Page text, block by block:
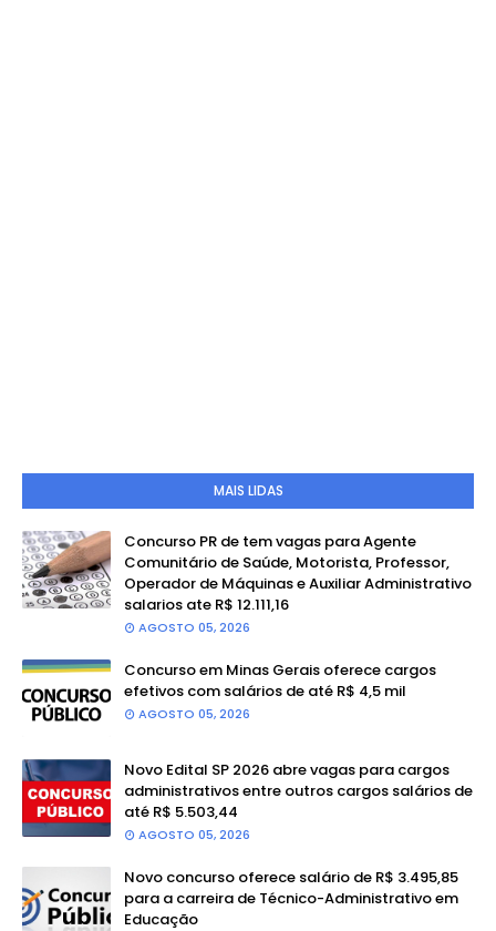
MAIS LIDAS
Concurso PR de tem vagas para Agente
Comunitário de Saúde, Motorista, Professor,
Operador de Máquinas e Auxiliar Administrativo
salarios ate R$ 12.111,16
AGOSTO 05, 2026
Concurso em Minas Gerais oferece cargos
efetivos com salários de até R$ 4,5 mil
AGOSTO 05, 2026
Novo Edital SP 2026 abre vagas para cargos
administrativos entre outros cargos salários de
até R$ 5.503,44
AGOSTO 05, 2026
Novo concurso oferece salário de R$ 3.495,85
para a carreira de Técnico-Administrativo em
Educação